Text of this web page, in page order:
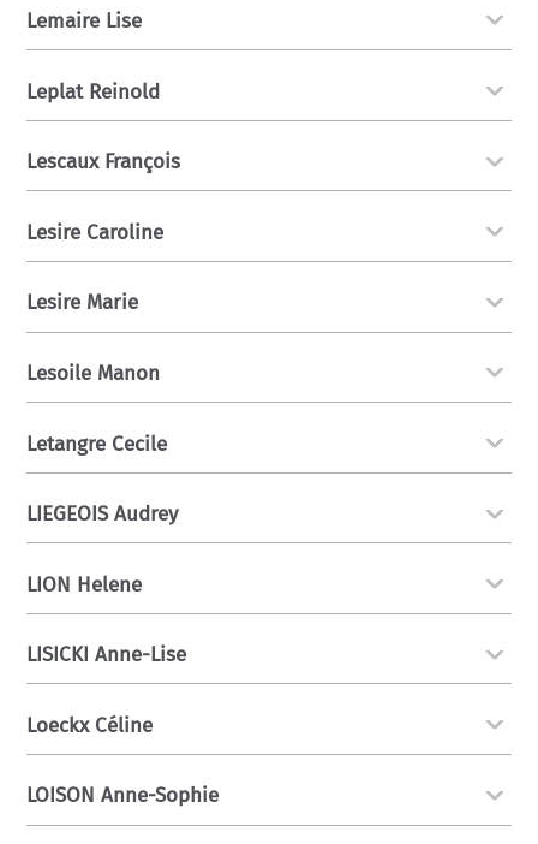
Lemaire Lise
Leplat Reinold
Lescaux François
Lesire Caroline
Lesire Marie
Lesoile Manon
Letangre Cecile
LIEGEOIS Audrey
LION Helene
LISICKI Anne-Lise
Loeckx Céline
LOISON Anne-Sophie